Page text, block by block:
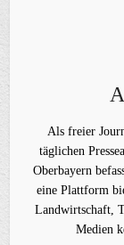
Als freier
täglichen
Oberbayern
eine Plattform
Landwirtschaft,
Medien